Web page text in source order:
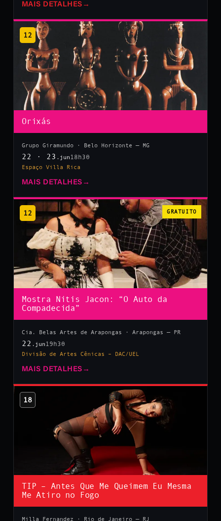
MAIS DETALHES →
12
Orixás
Grupo Giramundo · Belo Horizonte — MG
22 · 23 .jun 18h30
Espaço Villa Rica
MAIS DETALHES →
12 GRATUITO
Mostra Nitis Jacon: “O Auto da
Compadecida”
Cia. Belas Artes de Arapongas · Arapongas — PR
22 .jun 19h30
Divisão de Artes Cênicas – DAC/UEL
MAIS DETALHES →
18
TIP – Antes Que Me Queimem Eu Mesma
Me Atiro no Fogo
Milla Fernandez · Rio de Janeiro — RJ